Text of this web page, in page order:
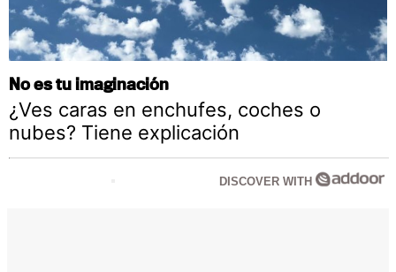
No es tu imaginación
¿Ves caras en enchufes, coches o
nubes? Tiene explicación
DISCOVER WITH